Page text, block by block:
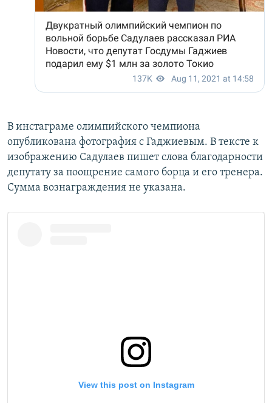
В инстаграме олимпийского чемпиона
опубликована фотография с Гаджиевым. В тексте к
изображению Садулаев пишет слова благодарности
депутату за поощрение самого борца и его тренера.
Сумма вознаграждения не указана.